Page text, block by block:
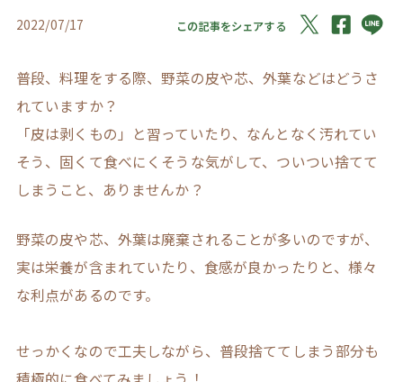
2022/07/17 この記事をシェアする
普段、料理をする際、野菜の皮や芯、外葉などはどうさ
れていますか？
「皮は剥くもの」と習っていたり、なんとなく汚れてい
そう、固くて食べにくそうな気がして、ついつい捨てて
しまうこと、ありませんか？
野菜の皮や芯、外葉は廃棄されることが多いのですが、
実は栄養が含まれていたり、食感が良かったりと、様々
な利点があるのです。
せっかくなので工夫しながら、普段捨ててしまう部分も